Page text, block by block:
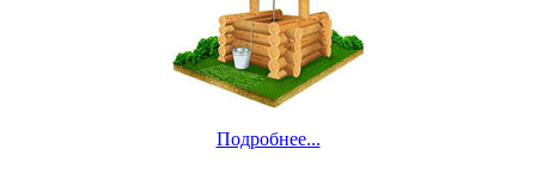
Подробнее...